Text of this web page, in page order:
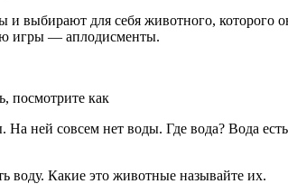
выбирают для себя животного, которого
игры — аплодисменты.
посмотрите как
ней совсем нет воды. Где вода? Вода
воду. Какие это животные называйте их.